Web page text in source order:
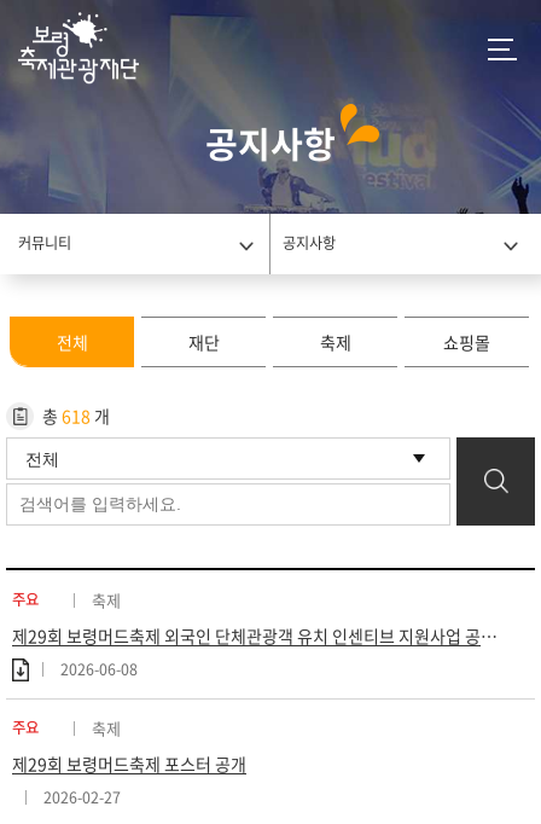
공지사항
커뮤니티 공지사항
전체 재단 축제 쇼핑몰
총 618 개
주요 축제
제29회 보령머드축제 외국인 단체관광객 유치 인센티브 지원사업 공고 (재공고)
2026-06-08
주요 축제
제29회 보령머드축제 포스터 공개
2026-02-27